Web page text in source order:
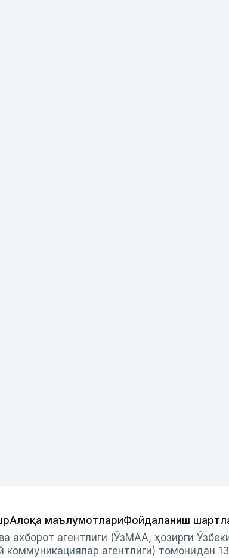
Алоқа маълумотлариФойдаланиш
ахборот агентлиги (ЎзМАА, ҳозирги
агентлиги) томонидан